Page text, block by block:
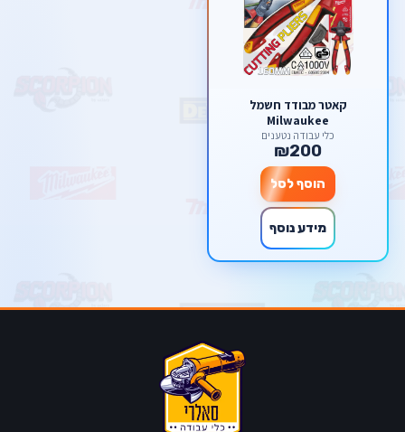
קאטר מבודד חשמל
Milwaukee
כלי עבודה נטענים
₪200
הוסף לסל
מידע נוסף